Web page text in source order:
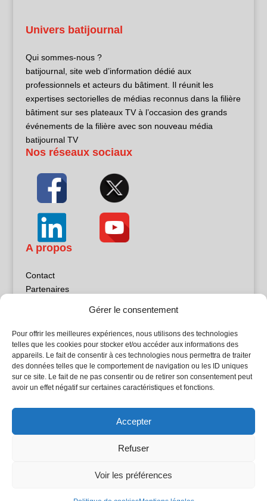
Gérer le consentement
Pour offrir les meilleures expériences, nous utilisons des technologies
telles que les cookies pour stocker et/ou accéder aux informations des
appareils. Le fait de consentir à ces technologies nous permettra de traiter
des données telles que le comportement de navigation ou les ID uniques
sur ce site. Le fait de ne pas consentir ou de retirer son consentement peut
avoir un effet négatif sur certaines caractéristiques et fonctions.
Accepter
Refuser
Voir les préférences
Univers batijournal
Qui sommes-nous ?
batijournal, site web d’information dédié aux
professionnels et acteurs du bâtiment. Il réunit les
expertises sectorielles de médias reconnus dans la filière
bâtiment sur ses plateaux TV à l’occasion des grands
événements de la filière avec son nouveau média
batijournal TV
Nos réseaux sociaux
A propos
Contact
Partenaires
Politique de confidentialité
Sites partenaires
5Façades
Atrium Patrimoine
L'Atelier Bois